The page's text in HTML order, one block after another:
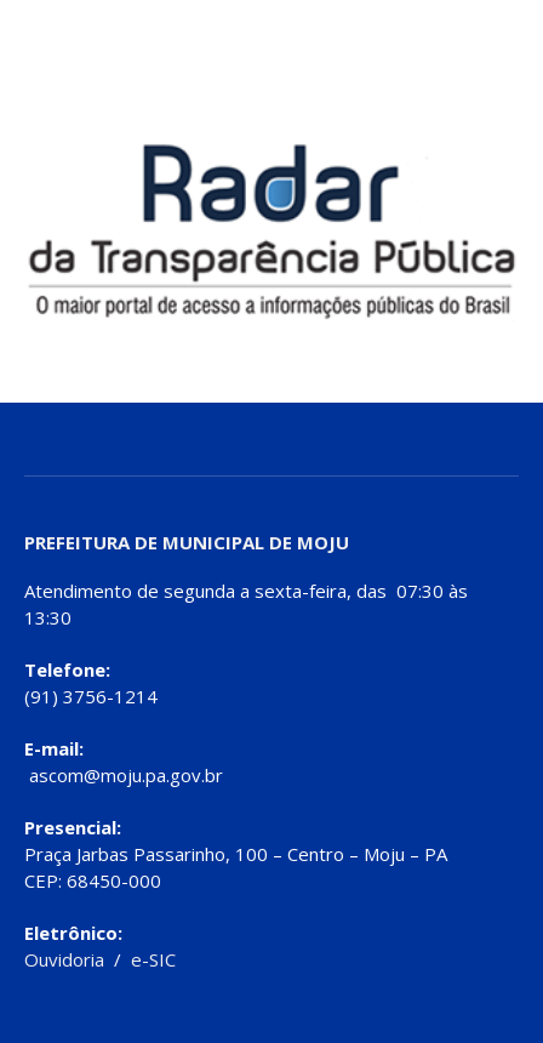
PREFEITURA DE MUNICIPAL DE MOJU
Atendimento de segunda a sexta-feira, das 07:30 às
13:30
Telefone:
(91) 3756-1214
E-mail:
ascom@moju.pa.gov.br
Presencial:
Praça Jarbas Passarinho, 100 – Centro – Moju – PA
CEP: 68450-000
Eletrônico:
Ouvidoria / e-SIC